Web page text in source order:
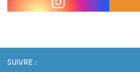
according to officials, arrived in four 4WD…
SUIVRE :